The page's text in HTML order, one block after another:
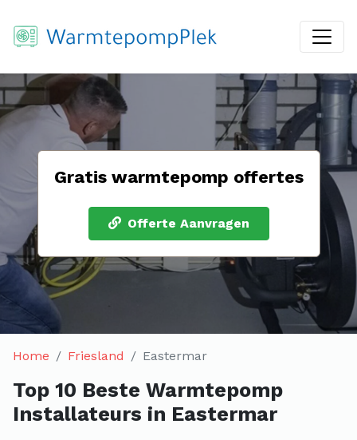
Gratis warmtepomp offertes
Offerte Aanvragen
Home Friesland Eastermar
Top 10 Beste Warmtepomp
Installateurs in Eastermar